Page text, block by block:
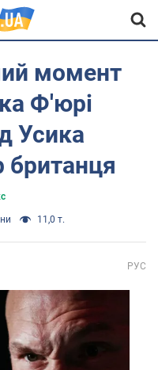
момент
Ф'юрі
Усика
британця
11,0 т.
РУС